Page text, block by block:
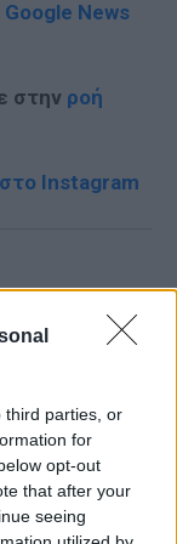
third parties, or
for
opt-out
that after your
seeing
Google News
στην ροή
Instagram